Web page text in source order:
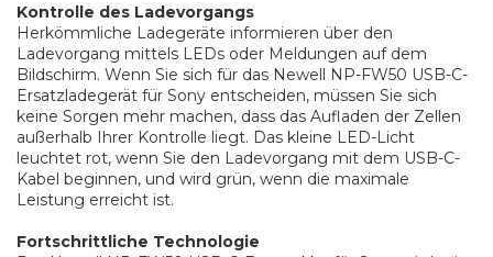
Kontrolle des Ladevorgangs
Herkömmliche Ladegeräte informieren über den
Ladevorgang mittels LEDs oder Meldungen auf dem
Bildschirm. Wenn Sie sich für das Newell NP-FW50 USB-C-
Ersatzladegerät für Sony entscheiden, müssen Sie sich
keine Sorgen mehr machen, dass das Aufladen der Zellen
außerhalb Ihrer Kontrolle liegt. Das kleine LED-Licht
leuchtet rot, wenn Sie den Ladevorgang mit dem USB-C-
Kabel beginnen, und wird grün, wenn die maximale
Leistung erreicht ist.
Fortschrittliche Technologie